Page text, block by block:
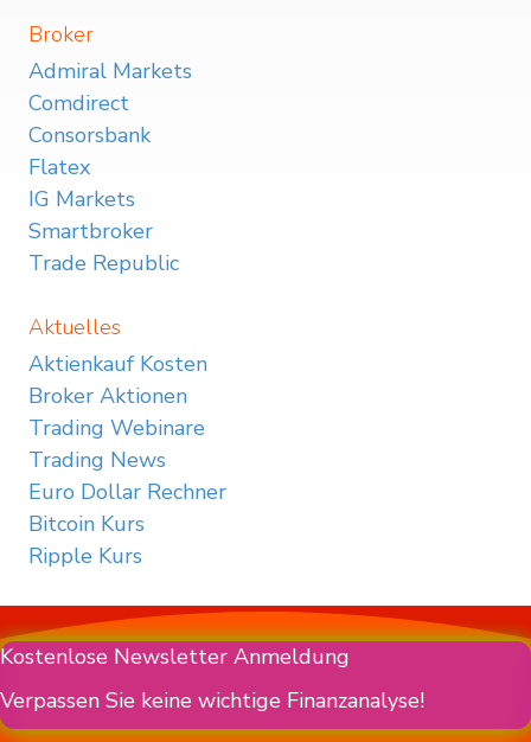
Broker
Admiral Markets
Comdirect
Consorsbank
Flatex
IG Markets
Smartbroker
Trade Republic
Aktuelles
Aktienkauf Kosten
Broker Aktionen
Trading Webinare
Trading News
Euro Dollar Rechner
Bitcoin Kurs
Ripple Kurs
Kostenlose Newsletter Anmeldung
Verpassen Sie keine wichtige Finanzanalyse!